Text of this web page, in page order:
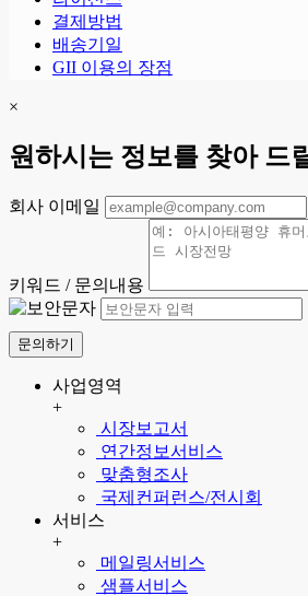
결제방법
배송기일
GII 이용의 장점
×
원하시는 정보를 찾아 드
회사 이메일
키워드 / 문의내용
문의하기
사업영역
+
시장보고서
연간정보서비스
맞춤형조사
국제컨퍼런스/전시회
서비스
+
메일링서비스
샘플서비스